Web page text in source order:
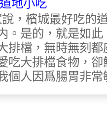
，檳城最好吃的
。是的，就是如
排檔，無時無刻
吃大排檔食物，
個人因爲腸胃非